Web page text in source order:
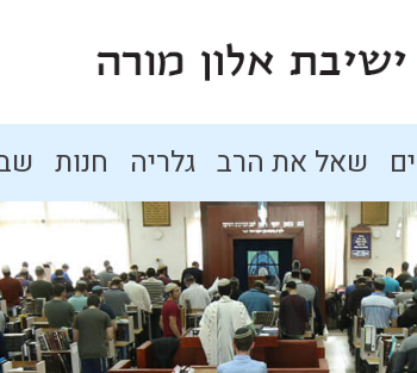
שאל את הרב גלריה חנות